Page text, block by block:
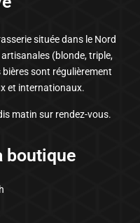
située dans le Nord
artisanales (blonde, triple,
bières sont régulièrement
et internationaux.
matin sur rendez-vous.
boutique